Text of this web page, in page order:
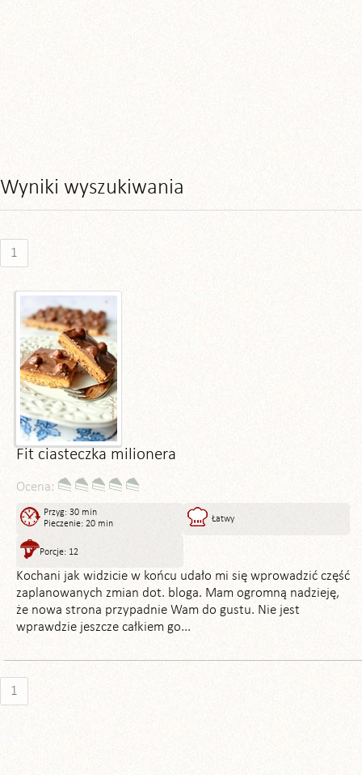
Wyniki wyszukiwania
1
Fit ciasteczka milionera
Ocena:
Przyg: 30 min
Pieczenie: 20 min
Łatwy
Porcje: 12
Kochani jak widzicie w końcu udało mi się wprowadzić część
zaplanowanych zmian dot. bloga. Mam ogromną nadzieję,
że nowa strona przypadnie Wam do gustu. Nie jest
wprawdzie jeszcze całkiem go...
1